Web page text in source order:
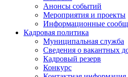
Анонсы событий
Мероприятия и проекты
Информационные
Кадровая политика
Муниципальная служба
Сведения о вакантных
Кадровый резерв
Конкурс